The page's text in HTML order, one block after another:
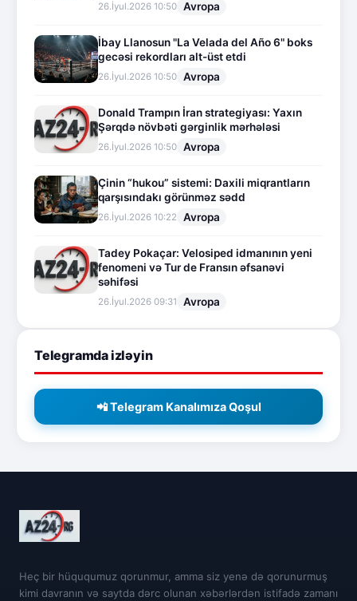
26.İyul.2026 10:50 Avropa
İbay Llanosun "La Velada del Año 6" boks
gecəsi rekordları alt-üst etdi
26.İyul.2026 10:50 Avropa
Donald Trampın İran strategiyası: Yaxın
Şərqdə növbəti gərginlik mərhələsi
26.İyul.2026 10:50 Avropa
Çinin “hukou” sistemi: Daxili miqrantların
qarşısındakı görünməz sədd
26.İyul.2026 10:22 Avropa
Tadey Pokaçar: Velosiped idmanının yeni
fenomeni və Tur de Fransın əfsanəvi
səhifəsi
26.İyul.2026 09:31 Avropa
Telegramda izləyin
📲 Telegram Kanalımıza Qoşul
Heç bir hüququmuz qorunmur, amma siz yenə də qorunurmuş
kimi davranın və saytda dərc olunan xəbərlərdən istifadə zamanı